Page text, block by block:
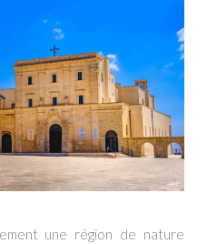
une région de nature